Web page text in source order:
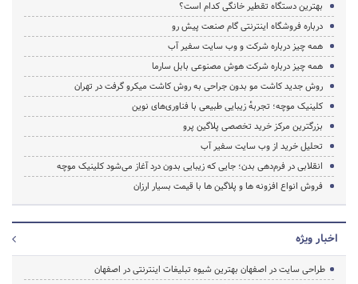
بهترین دستگاه تقطیر خانگی کدام است؟
درباره فروشگاه اینترنتی گام صنعت پیش رو
همه چیز درباره شرکت و وب سایت سفیر آب
همه چیز درباره شرکت هوش مصنوعی بابل سارما
روش جدید کاشت مو بدون جراحی به روش کاشت میکرو گرفت در تهران
کلینیک موچه؛ تجربهٔ زیبایی طبیعی با فناوری‌های نوین
بزرگترین مرکز خرید تخصصی پلاگین پرو
تحلیل خرید از وب سایت سفیر آب
انقلابی در فرم‌دهی بدن؛ جایی که زیبایی بدون درد آغاز می‌شود کلینیک موچه
فروش انواع افزونه ها و پلاگین ها با قیمت بسیار ارزان
اخبار ویژه
طراحی سایت در اصفهان بهترین شیوه تبلیغات اینترنتی در اصفهان